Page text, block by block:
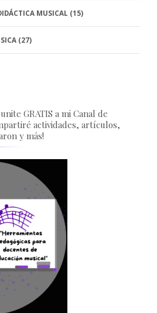
MUSICAL (15)
(27)
GRATIS a mi Canal de
actividades, artículos,
y más!